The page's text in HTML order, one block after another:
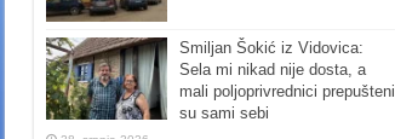
Smiljan Šokić iz Vidovica:
Sela mi nikad nije dosta, a
mali poljoprivrednici prepušteni
su sami sebi